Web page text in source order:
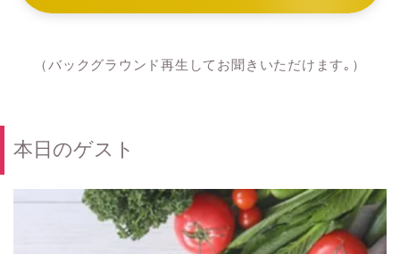
（バックグラウンド再生してお聞きいただけます｡）
本日のゲスト